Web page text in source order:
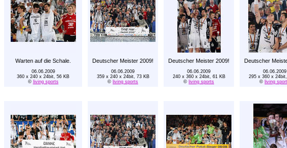
Warten auf die Schale. Deutscher Meister 2009! Deutscher Meister 2009! Deutscher
06.06.2009
360 x 240 x 24bit, 56 KB
© living sports
06.06.2009
359 x 240 x 24bit, 73 KB
© living sports
06.06.2009
240 x 360 x 24bit, 61 KB
© living sports
06.06.2009
295 x 360 x
© living